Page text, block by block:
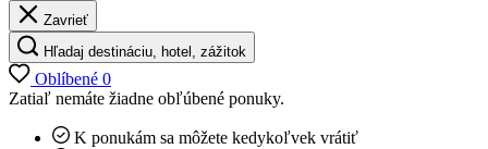
Zavrieť
Hľadaj destináciu, hotel, zážitok
Oblíbené 0
Zatiaľ nemáte žiadne obľúbené ponuky.
K ponukám sa môžete kedykoľvek vrátiť